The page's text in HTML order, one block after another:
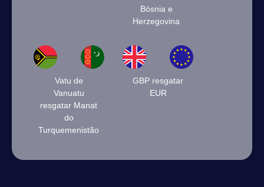
Bósnia e
Herzegovina
Vatu de
Vanuatu
resgatar Manat
do
Turquemenistão
GBP resgatar
EUR